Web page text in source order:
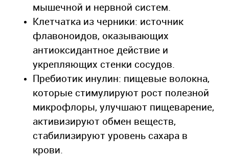
мышечной и нервной систем.
Клетчатка из черники: источник
флавоноидов, оказывающих
антиоксидантное действие и
укрепляющих стенки сосудов.
Пребиотик инулин: пищевые волокна,
которые стимулируют рост полезной
микрофлоры, улучшают пищеварение,
активизируют обмен веществ,
стабилизируют уровень сахара в
крови.